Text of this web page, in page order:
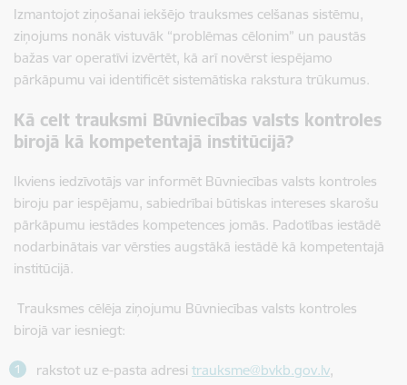
Izmantojot ziņošanai iekšējo trauksmes celšanas sistēmu,
ziņojums nonāk vistuvāk “problēmas cēlonim” un paustās
bažas var operatīvi izvērtēt, kā arī novērst iespējamo
pārkāpumu vai identificēt sistemātiska rakstura trūkumus.
Kā celt trauksmi Būvniecības valsts kontroles
birojā kā kompetentajā institūcijā?
Ikviens iedzīvotājs var informēt Būvniecības valsts kontroles
biroju par iespējamu, sabiedrībai būtiskas intereses skarošu
pārkāpumu iestādes kompetences jomās. Padotības iestādē
nodarbinātais var vērsties augstākā iestādē kā kompetentajā
institūcijā.
Trauksmes cēlēja ziņojumu Būvniecības valsts kontroles
birojā var iesniegt:
rakstot uz e-pasta adresi trauksme@bvkb.gov.lv,